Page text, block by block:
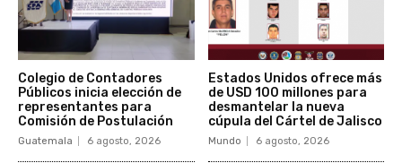
Colegio de Contadores
Públicos inicia elección de
representantes para
Comisión de Postulación
Guatemala 6 agosto, 2026
Estados Unidos ofrece más
de USD 100 millones para
desmantelar la nueva
cúpula del Cártel de Jalisco
Mundo 6 agosto, 2026